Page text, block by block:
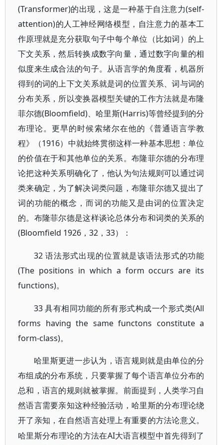
(Transformer)的出现，这是一种基于自注意力(self-
attention)的人工神经网络模型，自注意力的基本工
作原理就是充分获取句子中每个单位（比如词）的上
下文关系，然后转换成数字向量，通过数字向量的相
似度来生成合法的句子。从语言学的角度看，机器所
得到的词的上下文关系就是词的位置关系、词与词的
分布关系，所以变换器模型关键的工作方法就是布隆
菲尔德(Bloomfield)、哈里斯(Harris)等曾经提到的分
布理论。更早的时候索绪尔在他的《普通语言学教
程》（1916）中就始终贯彻这样一种基本思想：单位
的价值在于和其他单位的关系。布隆菲尔德的分布理
论把这种关系明确化了，他认为句法规则可以通过词
类来确定，为了解决词类问题，布隆菲尔德又提出了
词的功能的概念，而词的功能又是由词的位置决定
的。布隆菲尔德是这样谈论总体分布和词类的关系的
(Bloomfield 1926，32，33）：
32 语法形式出现的位置就是该语法形式的功能
(The positions in which a form occurs are its
functions)。
33 具有相同功能的所有形式构成一个形式类(All
forms having the same functons constitute a
form-class)。
哈里斯更进一步认为，语言规则就是由单位的分
布组成的分布系统，只要掌握了每个语言单位分布的
总和，语言的规则就被掌握。前面提到，人类学习自
然语言需要亲知这种经验活动，哈里斯的分布理论绕
开了亲知，在自然语言处理上有重要的方法论意义。
哈里斯分布理论的方法在AI大语言模型中首先得到了